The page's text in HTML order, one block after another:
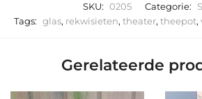
SKU: 0205 Categorie:
Tags: glas, rekwisieten, theater, theepot,
Gerelateerde